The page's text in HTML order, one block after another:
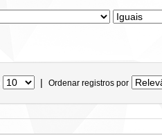
| Ordenar registros por